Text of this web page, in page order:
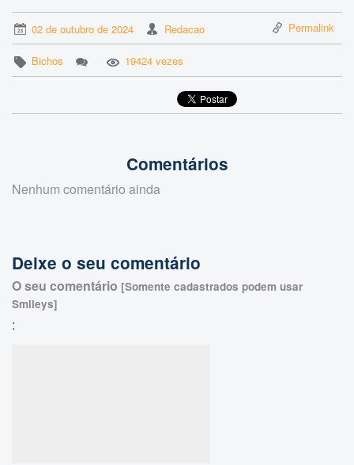
02 de outubro de 2024 Redacao Permalink
Bichos 19424 vezes
Comentários
Nenhum comentário ainda
Deixe o seu comentário
O seu comentário [Somente cadastrados podem usar
Smileys]
: